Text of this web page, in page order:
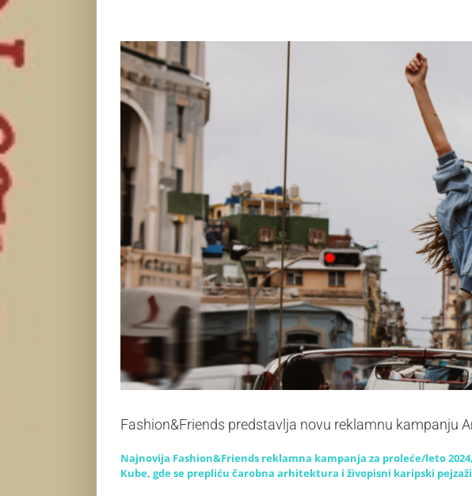
View
Larger
Image
Fashion&Friends predstavlja novu reklamnu kampanju
Najnovija Fashion&Friends reklamna kampanja za proleće/leto
Kube, gde se prepliću čarobna arhitektura i živopisni karipski